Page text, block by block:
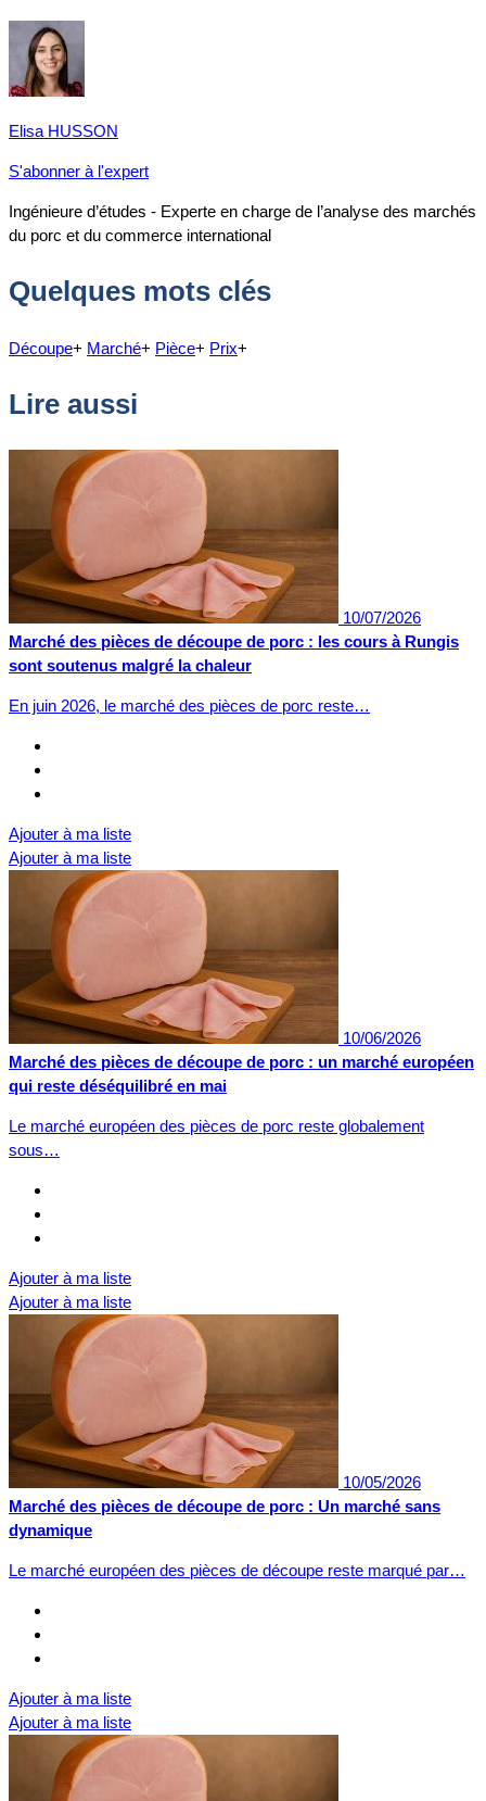
Elisa HUSSON
S'abonner à l'expert
Ingénieure d’études - Experte en charge de l’analyse des marchés
du porc et du commerce international
Quelques mots clés
Découpe+ Marché+ Pièce+ Prix+
Lire aussi
10/07/2026
Marché des pièces de découpe de porc : les cours à Rungis
sont soutenus malgré la chaleur
En juin 2026, le marché des pièces de porc reste…
Ajouter à ma liste
Ajouter à ma liste
10/06/2026
Marché des pièces de découpe de porc : un marché européen
qui reste déséquilibré en mai
Le marché européen des pièces de porc reste globalement
sous…
Ajouter à ma liste
Ajouter à ma liste
10/05/2026
Marché des pièces de découpe de porc : Un marché sans
dynamique
Le marché européen des pièces de découpe reste marqué par…
Ajouter à ma liste
Ajouter à ma liste